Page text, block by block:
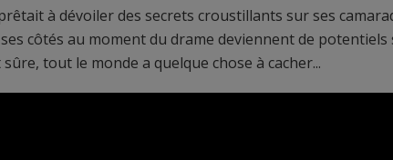
à dévoiler des secrets croustillants sur ses
côtés au moment du drame deviennent de potentiels
tout le monde a quelque chose à cacher...